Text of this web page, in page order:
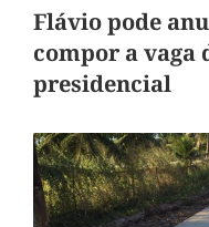
Flávio pode
compor a vaga
presidencial